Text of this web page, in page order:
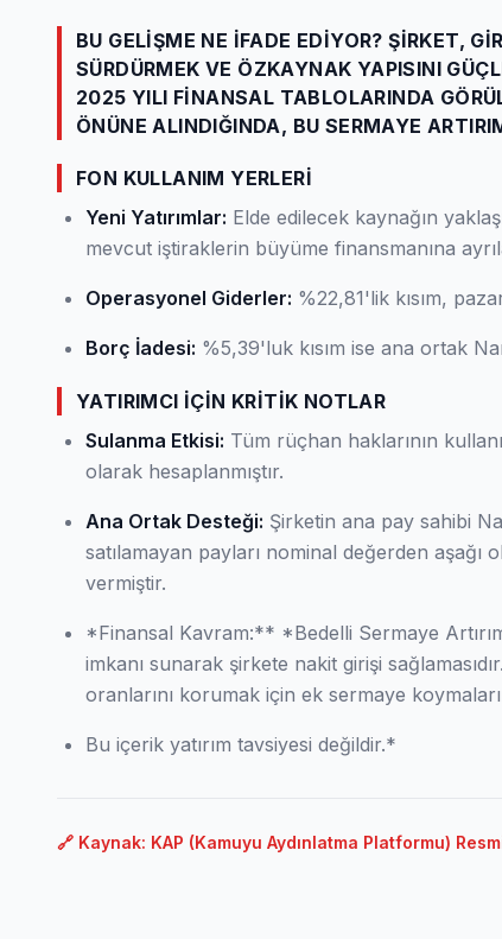
BU GELIŞME NE İFADE EDIYOR? ŞIRKET,
SÜRDÜRMEK VE ÖZKAYNAK YAPISINI
2025 YILI FINANSAL TABLOLARINDA
ÖNÜNE ALINDIĞINDA, BU SERMAYE
FON KULLANIM YERLERI
Yeni Yatırımlar: Elde edilecek kaynağın
mevcut iştiraklerin büyüme finansmanına
Operasyonel Giderler: %22,81'lik kısım,
Borç İadesi: %5,39'luk kısım ise ana ortak
YATIRIMCI İÇIN KRITIK NOTLAR
Sulanma Etkisi: Tüm rüçhan haklarının
olarak hesaplanmıştır.
Ana Ortak Desteği: Şirketin ana pay sahibi
satılamayan payları nominal değerden
vermiştir.
*Finansal Kavram:** *Bedelli Sermaye
imkanı sunarak şirkete nakit girişi
oranlarını korumak için ek sermaye
Bu içerik yatırım tavsiyesi değildir.*
🔗 Kaynak: KAP (Kamuyu Aydınlatma Platformu)